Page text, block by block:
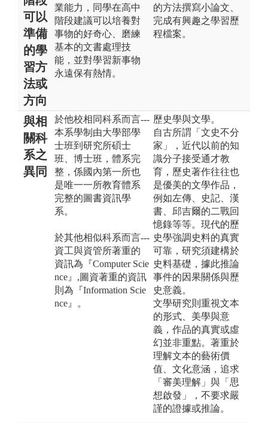
可以
準備
的學
習方
法或
方向
業能力，同學在高中
階段建議可以培養對
事物的好奇心、磨練
基本的文書處理技
能，並對學習新事物
永遠保有熱情。
的方法撰寫小論文、
完成有興趣之學習歷
程檔案。
與相
關科
系之
異同
於他校相同科系而言---
本系學制由大學部學
士班到研究所碩士
班、博士班，體系完
整，係國內第一所也
是唯一一所教育體系
完整的圖書資訊學
系。
於其他相似科系而言---
資工與資管所著重的
資訊為『Computer Scie
nce』,圖資著重的資訊
則為『Information Scie
nce』。
歷史學與文學。
自古所謂「文史不分
家」，近代以前的知
識分子接受通才教
育，歷史著作往往也
是優美的文學作品，
例如左傳、史記、漢
書、邱吉爾的二戰回
憶錄等等。現代的歷
史學強調史料的真實
可靠，研究須建構於
史料基礎，據此推論
事件的因果關係與歷
史意義。
文學研究則重視文本
的形式、美學與意
義，作品的真實或虛
幻並非重點。著重於
理解文本的藝術價
值、文化意涵，追求
「審美理解」與「思
想啟發」，不要求嚴
謹的證據或推論。